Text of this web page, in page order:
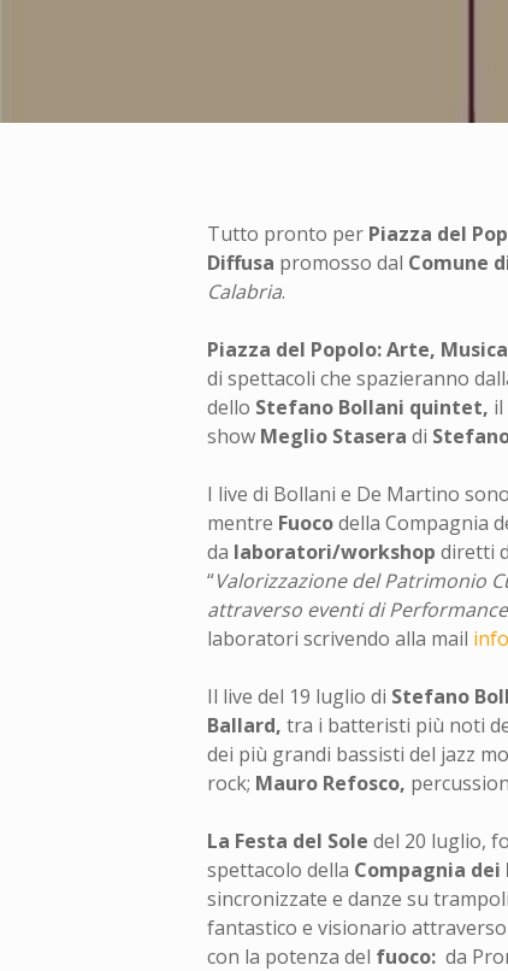
Tutto pronto per Piazza del
Diffusa promosso dal Comune
Calabria.
Piazza del Popolo: Arte,
di spettacoli che spazieranno
dello Stefano Bollani quintet, il
show Meglio Stasera di
I live di Bollani e De Martino
mentre Fuocodella Compagnia
da laboratori/workshop diretti
“Valorizzazione del Patrimonio
attraverso eventi di
laboratori scrivendo alla mail
Il live del 19 luglio di Stefano
Ballard, tra i batteristi più noti
dei più grandi bassisti del jazz
rock; Mauro Refosco,
La Festa del Sole del 20 luglio,
spettacolo della Compagnia dei
sincronizzate e danze su
fantastico e visionario
con la potenza del fuoco: da